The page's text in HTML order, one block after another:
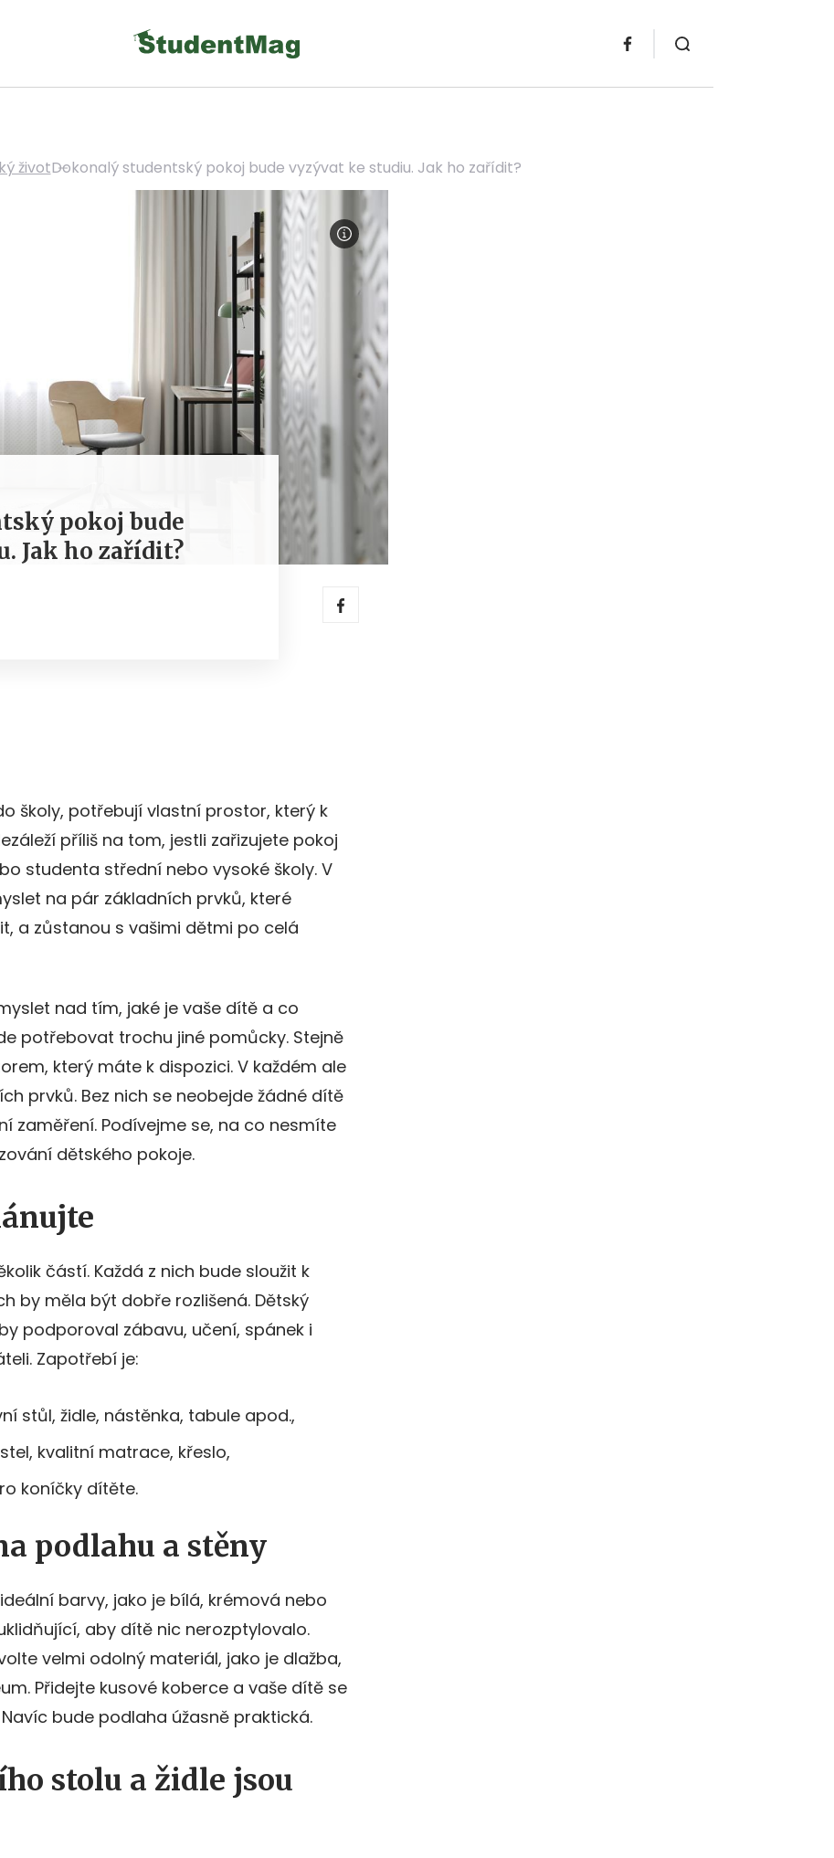
životDokonalý studentský pokoj bude vyzývat ke studiu. Jak ho zařídit?
pokoj bude
Jak ho zařídit?
školy, potřebují vlastní prostor, který k
příliš na tom, jestli zařizujete pokoj
studenta střední nebo vysoké školy. V
na pár základních prvků, které
a zůstanou s vašimi dětmi po celá
nad tím, jaké je vaše dítě a co
potřebovat trochu jiné pomůcky. Stejně
který máte k dispozici. V každém ale
prvků. Bez nich se neobejde žádné dítě
zaměření. Podívejme se, na co nesmíte
dětského pokoje.
částí. Každá z nich bude sloužit k
by měla být dobře rozlišená. Dětský
podporoval zábavu, učení, spánek i
Zapotřebí je:
stůl, židle, nástěnka, tabule apod.,
kvalitní matrace, křeslo,
koníčky dítěte.
podlahu a stěny
barvy, jako je bílá, krémová nebo
aby dítě nic nerozptylovalo.
velmi odolný materiál, jako je dlažba,
Přidejte kusové koberce a vaše dítě se
bude podlaha úžasně praktická.
stolu a židle jsou